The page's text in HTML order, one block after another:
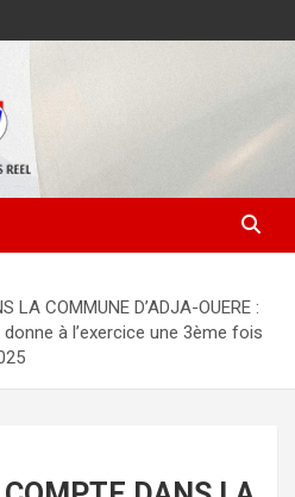
LA COMMUNE D’ADJA-OUERE :
à l’exercice une 3ème fois